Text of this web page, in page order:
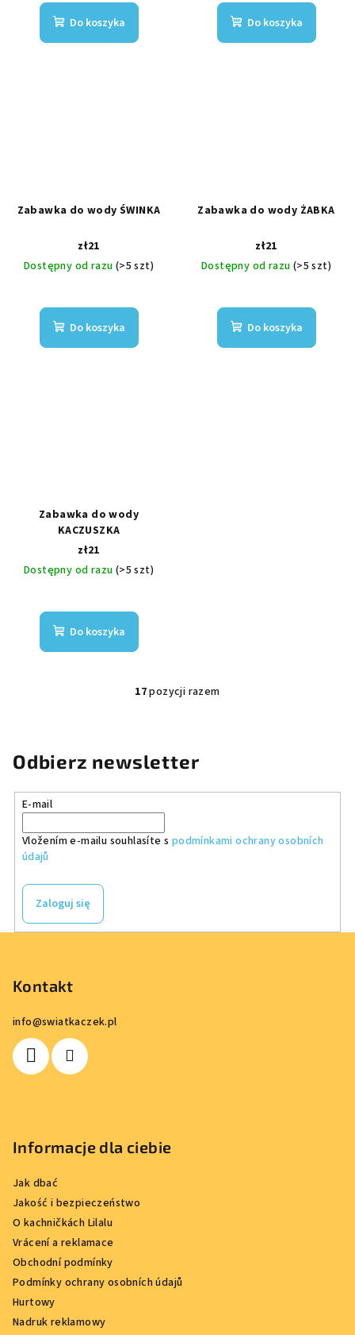
Do koszyka Do koszyka
Zabawka do wody ŚWINKA
zł21
Dostępny od razu (>5 szt)
Do koszyka
Zabawka do wody ŻABKA
zł21
Dostępny od razu (>5 szt)
Do koszyka
Zabawka do wody
KACZUSZKA
zł21
Dostępny od razu (>5 szt)
Do koszyka
K
r
o
i
y
17pozycji razem
Odbierz newsletter
E-mail
Vložením e-mailu souhlasíte s podmínkami ochrany osobních
údajů
Zaloguj się
Kontakt
info@swiatkaczek.pl
Informacje dla ciebie
Jak dbać
Jakość i bezpieczeństwo
O kachničkách Lilalu
Vrácení a reklamace
Obchodní podmínky
Podmínky ochrany osobních údajů
Hurtowy
Nadruk reklamowy